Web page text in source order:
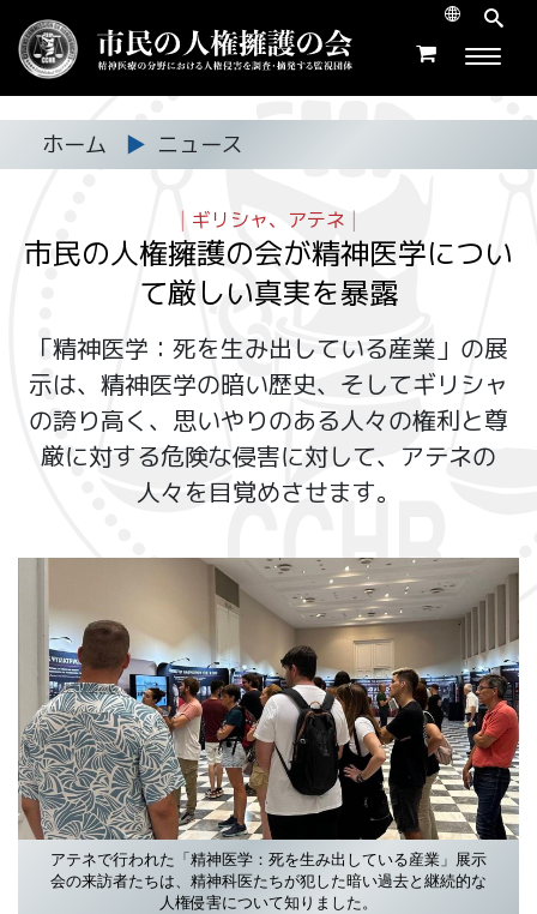
ホーム ▶ ニュース
| ギリシャ、アテネ |
市民の人権擁護の会が精神医学につい
て厳しい真実を暴露
「精神医学：死を生み出している産業」の展
示は、精神医学の暗い歴史、そしてギリシャ
の誇り高く、思いやりのある人々の権利と尊
厳に対する危険な侵害に対して、アテネの
人々を目覚めさせます。
アテネで行われた「精神医学：死を生み出している産業」展示
会の来訪者たちは、精神科医たちが犯した暗い過去と継続的な
人権侵害について知りました。